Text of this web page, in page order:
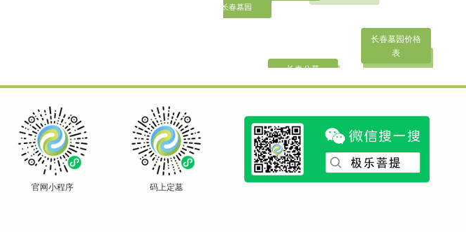
长春墓园价格
长春墓园价格表
长春公墓
长春墓园
官网小程序 码上定墓